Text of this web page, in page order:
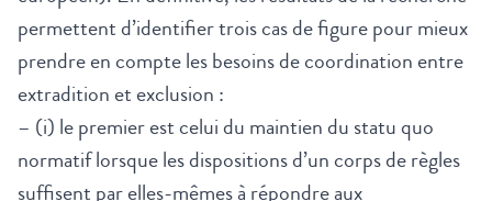
permettent d’identifier trois cas de figure pour mieux
prendre en compte les besoins de coordination entre
extradition et exclusion :
– (i) le premier est celui du maintien du statu quo
normatif lorsque les dispositions d’un corps de règles
suffisent par elles-mêmes à répondre aux